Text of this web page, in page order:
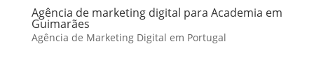
Agência de marketing digital para Academia em
Guimarães
Agência de Marketing Digital em Portugal